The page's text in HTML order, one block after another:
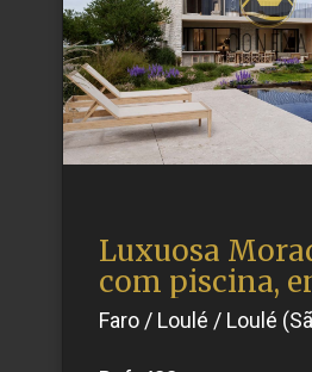
Luxuosa
com piscina,
Des.​..
Faro / Loulé / Loulé